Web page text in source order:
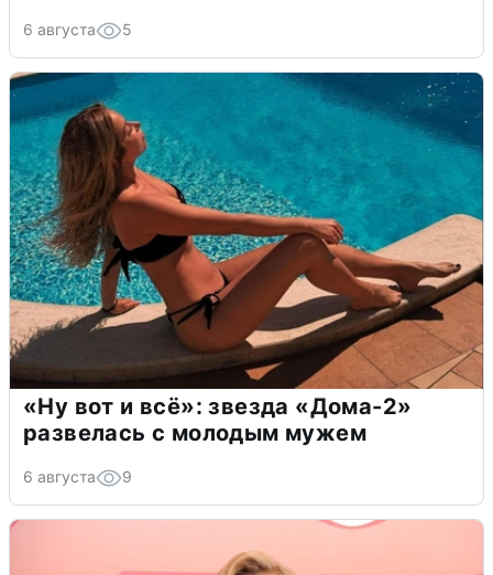
6 августа 5
«Ну вот и всё»: звезда «Дома-2»
развелась с молодым мужем
6 августа 9